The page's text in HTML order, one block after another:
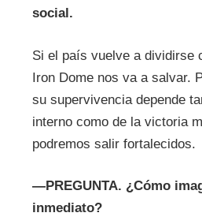
social.
Si el país vuelve a dividirse
Iron Dome nos va a salvar.
su supervivencia depende
interno como de la victoria
podremos salir fortalecidos.
—PREGUNTA. ¿Cómo
inmediato?